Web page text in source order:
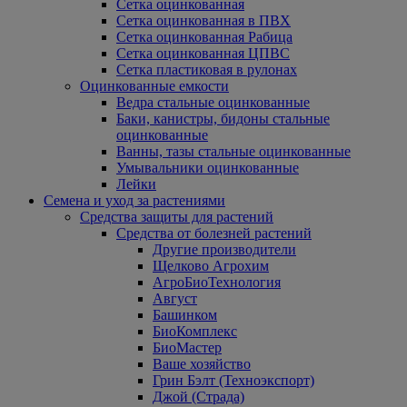
Сетка оцинкованная
Сетка оцинкованная в ПВХ
Сетка оцинкованная Рабица
Сетка оцинкованная ЦПВС
Сетка пластиковая в рулонах
Оцинкованные емкости
Ведра стальные оцинкованные
Баки, канистры, бидоны стальные
оцинкованные
Ванны, тазы стальные оцинкованные
Умывальники оцинкованные
Лейки
Семена и уход за растениями
Средства защиты для растений
Средства от болезней растений
Другие производители
Щелково Агрохим
АгроБиоТехнология
Август
Башинком
БиоКомплекс
БиоМастер
Ваше хозяйство
Грин Бэлт (Техноэкспорт)
Джой (Страда)